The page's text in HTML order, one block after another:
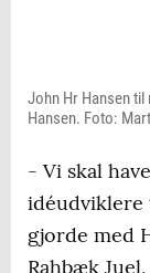
John Hr Hansen til
Hansen. Foto:
- Vi skal
idéudviklere
gjorde med
Rahbæk